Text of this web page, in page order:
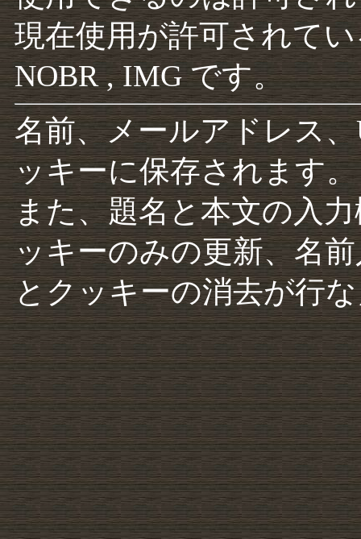
現在使用が許可されて
NOBR , IMG です。
名前、メールアドレス
ッキーに保存されます。
また、題名と本文の入
ッキーのみの更新、名
とクッキーの消去が行